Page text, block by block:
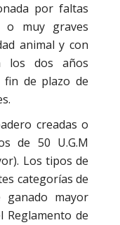
por faltas
o muy graves
animal y con
los dos años
de plazo de
creadas o
de 50 U.G.M
Los tipos de
categorías de
ganado mayor
de